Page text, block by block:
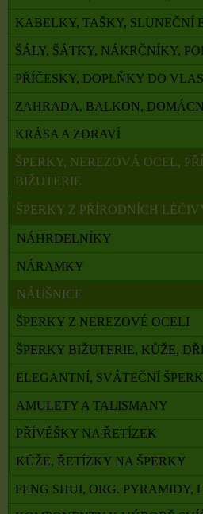
KABELKY, TAŠKY, SLUNEČNÍ
ŠÁLY, ŠÁTKY, NÁKRČNÍKY,
PŘÍČESKY, DOPLŇKY DO
ZAHRADA, BALKON,
KRÁSA A ZDRAVÍ
ŠPERKY, NEREZOVÁ OCEL,
BIŽUTERIE
ŠPERKY Z PŘÍRODNÍCH
NÁHRDELNÍKY
NÁRAMKY
NÁUŠNICE
ŠPERKY Z NEREZOVÉ OCELI
ŠPERKY BIŽUTERIE, KŮŽE,
ELEGANTNÍ, SVÁTEČNÍ
AMULETY A TALISMANY
PŘÍVĚŠKY NA ŘETÍZEK
KŮŽE, ŘETÍZKY NA ŠPERKY
FENG SHUI, ORG. PYRAMIDY,